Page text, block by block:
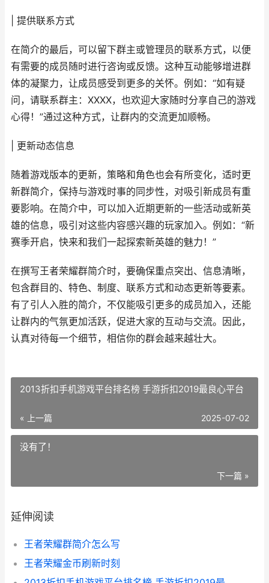
| 提供联系方式
在简介的最后，可以留下群主或管理员的联系方式，以便
有需要的成员随时进行咨询或反馈。这种互动能够增进群
体的凝聚力，让成员感受到更多的关怀。例如：“如有疑
问，请联系群主：XXXX，也欢迎大家随时分享自己的游戏
心得！”通过这种方式，让群内的交流更加顺畅。
| 更新动态信息
随着游戏版本的更新，策略和角色也会有所变化，适时更
新群简介，保持与游戏时事的同步性，对吸引新成员有重
要影响。在简介中，可以加入近期更新的一些活动或新英
雄的信息，吸引对这些内容感兴趣的玩家加入。例如：“新
赛季开启，快来和我们一起探索新英雄的魅力！”
在撰写王者荣耀群简介时，要确保重点突出、信息清晰，
包含群目的、特色、制度、联系方式和动态更新等要素。
有了引人入胜的简介，不仅能吸引更多的成员加入，还能
让群内的气氛更加活跃，促进大家的互动与交流。因此，
认真对待每一个细节，相信你的群会越来越壮大。
2013折扣手机游戏平台排名榜 手游折扣2019最良心平台
« 上一篇 2025-07-02
没有了！
下一篇 »
延伸阅读
王者荣耀群简介怎么写
王者荣耀金币刷新时刻